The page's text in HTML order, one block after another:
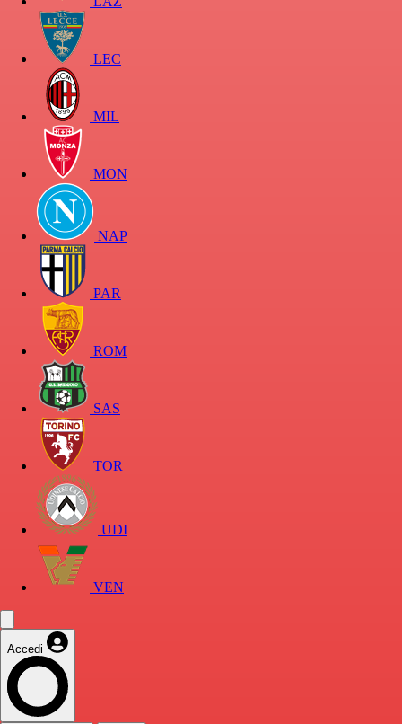
LEC
MIL
MON
NAP
PAR
ROM
SAS
TOR
UDI
VEN
Accedi